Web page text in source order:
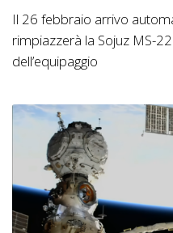
Il 26 febbraio arrivo
rimpiazzerà la Sojuz MS-
dell’equipaggio